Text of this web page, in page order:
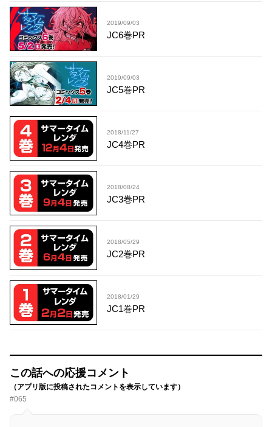
2019/09/03
JC6巻PR
2019/09/03
JC5巻PR
2018/11/27
JC4巻PR
2018/08/24
JC3巻PR
2018/05/29
JC2巻PR
2018/01/29
JC1巻PR
この話への応援コメント
（アプリ版に投稿されたコメントを表示しています）
#065